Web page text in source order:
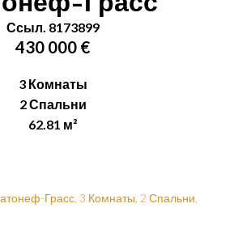
Ссыл. 8173899
430 000 €
3 Комнаты
2 Спальни
62.81 м²
Грасс, 3 Комнаты, 2 Спальни,